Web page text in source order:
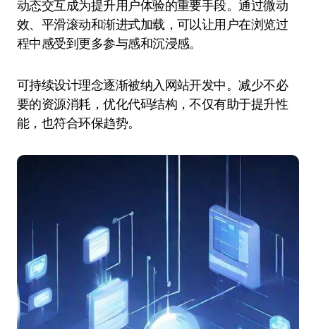
动态交互成为提升用户体验的重要手段。通过微动
效、平滑滚动和渐进式加载，可以让用户在浏览过
程中感受到更多参与感和沉浸感。
可持续设计理念逐渐被纳入网站开发中。减少不必
要的资源消耗，优化代码结构，不仅有助于提升性
能，也符合环保趋势。